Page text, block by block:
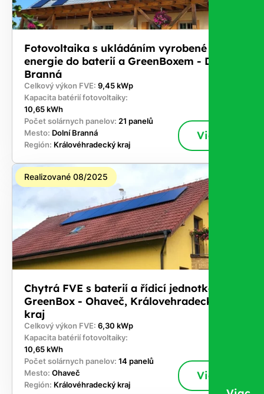
Fotovoltaika s ukládáním vyrobené
energie do baterií a GreenBoxem - Dolní
Branná
Celkový výkon FVE: 9,45 kWp
Kapacita batérií fotovoltaiky:
10,65 kWh
Počet solárnych panelov: 21 panelů
Mesto: Dolní Branná
Región: Královéhradecký kraj
Viac
Realizované 08/2025
Chytrá FVE s baterií a řídicí jednotkou
GreenBox - Ohaveč, Královehradecký
kraj
Celkový výkon FVE: 6,30 kWp
Kapacita batérií fotovoltaiky:
10,65 kWh
Počet solárnych panelov: 14 panelů
Mesto: Ohaveč
Región: Královéhradecký kraj
Viac